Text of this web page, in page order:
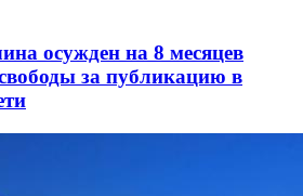
осужден на 8 месяцев
за публикацию в